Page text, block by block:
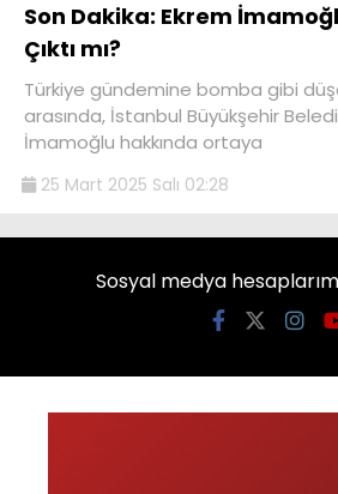
Son Dakika: Ekrem
Çıktı mı?
Türkiye gündemine bomba gibi
arasında, İstanbul Büyükşehir
İmamoğlu hakkında ortaya
25 Mart 2025 Salı 02:28
Sosyal medya